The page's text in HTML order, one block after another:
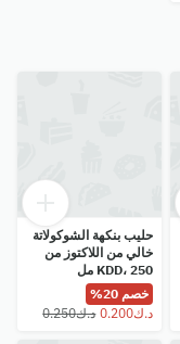
حليب بنكهة الشوكولاتة
خالي من اللاكتوز من
KDD، 250 مل
خصم 20%
⁦د.ك0.250⁩